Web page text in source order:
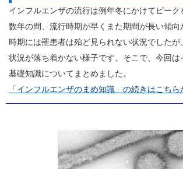
インフルエンザの流行は例年冬にかけてピーク
数年の間、流行時期が早くまた期間が長い傾
時期には罹患者は殆ど見られない状況でしたが
状況が落ち着かない様子です。そこで、今回は
基礎知識についてまとめました。
「インフルエンザのまめ知識」の続きはこちら